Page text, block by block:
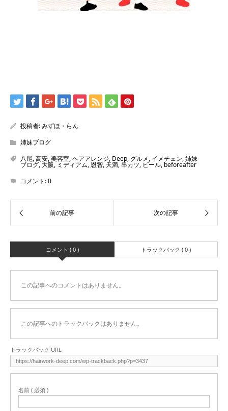
投稿者:みずほ・らん
姉妹ブログ
八尾,高安,美容室,ヘアアレンジ, Deep, グルメ, イメチェン,姉妹
ブログ,大阪, ミディアム,恩智, 天満, 串カツ, ビール, beforeafter
コメント:0
コメント ( 0 ) トラックバック ( 0 )
この記事へのコメントはありません。
この記事へのトラックバックはありません。
トラックバック URL
名前 ( 必須 )